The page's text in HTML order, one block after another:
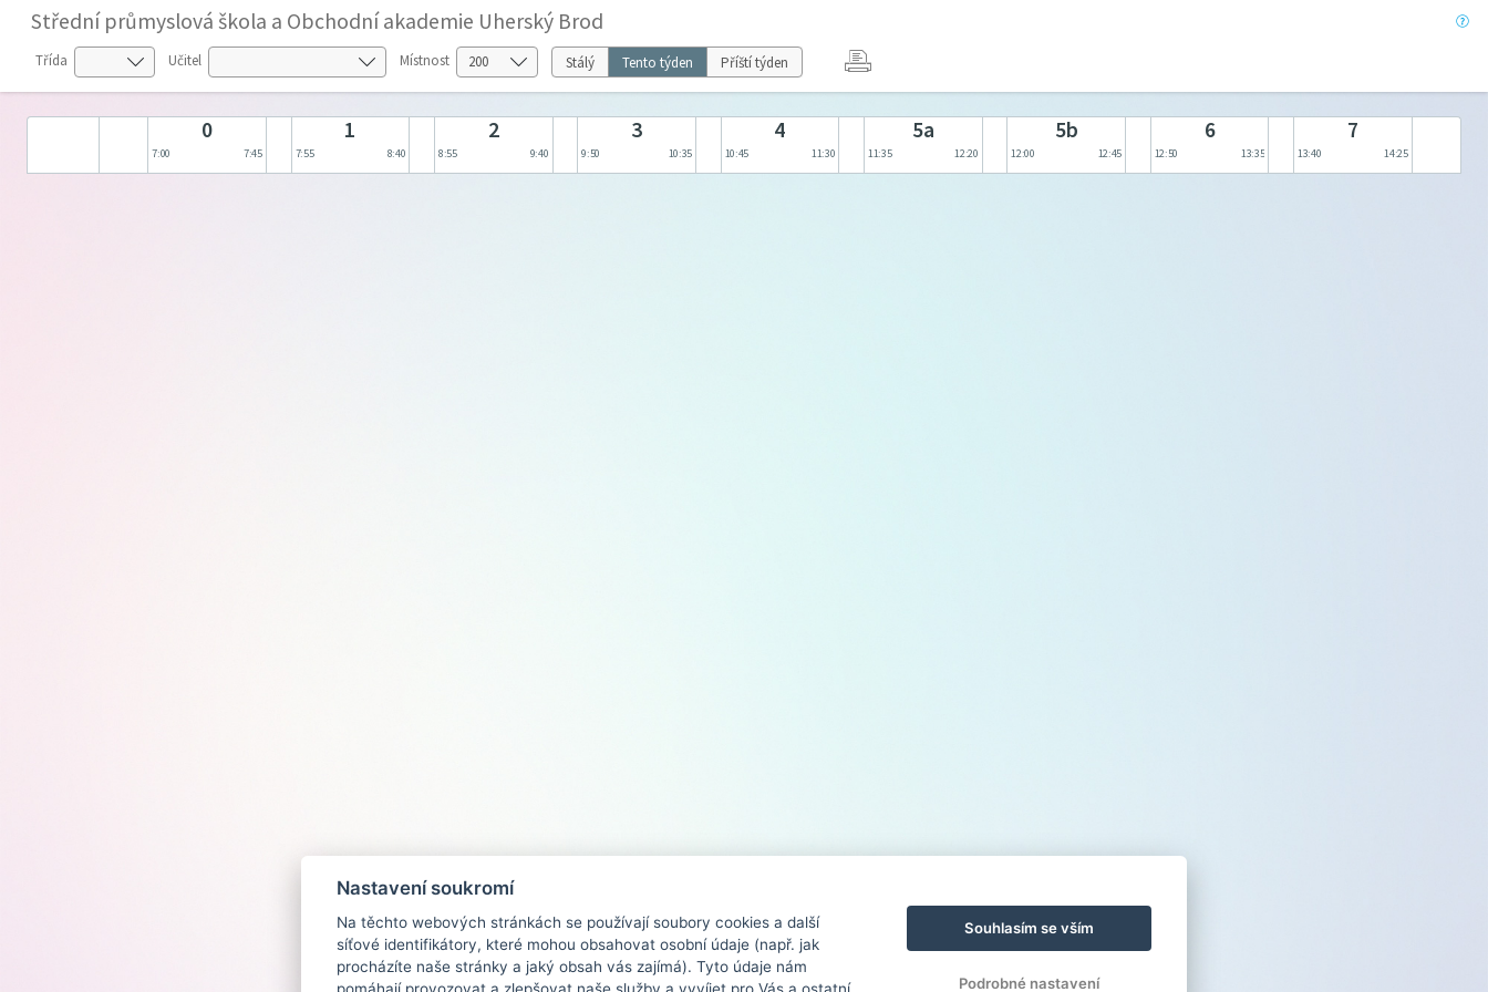
Střední průmyslová škola a Obchodní akademie Uherský Brod
Třída Učitel Místnost Stálý Tento týden Příští týden
0
7:00 7:45
1
7:55 8:40
2
8:55 9:40
3
9:50 10:35
4
10:45 11:30
5a
11:35 12:20
5b
12:00 12:45
6
12:50 13:35
7
13:40 14:25
Nastavení soukromí
Na těchto webových stránkách se používají soubory cookies a další
síťové identifikátory, které mohou obsahovat osobní údaje (např. jak
procházíte naše stránky a jaký obsah vás zajímá). Tyto údaje nám
Souhlasím se vším
Podrobné nastavení